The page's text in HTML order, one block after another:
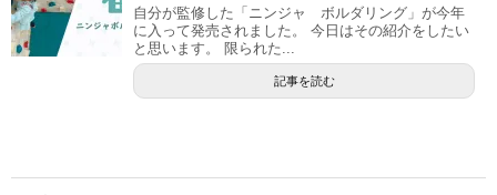
自分が監修した「ニンジャ ボルダリング」が今年
に入って発売されました。 今日はその紹介をしたい
と思います。 限られた...
記事を読む